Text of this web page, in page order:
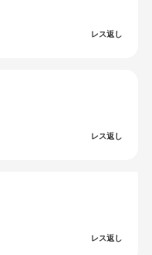
レス返し
レス返し
レス返し